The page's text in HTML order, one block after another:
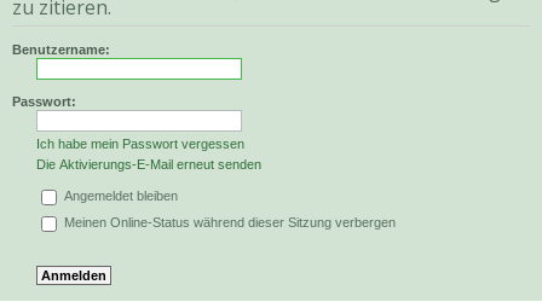
zu zitieren.
Benutzername:
Passwort:
Ich habe mein Passwort vergessen
Die Aktivierungs-E-Mail erneut senden
Angemeldet bleiben
Meinen Online-Status während dieser Sitzung verbergen